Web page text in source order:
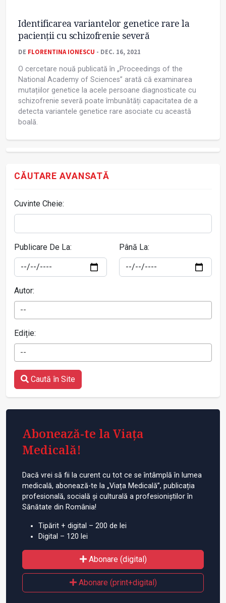
Identificarea variantelor genetice rare la
pacienții cu schizofrenie severă
DE FLORENTINA IONESCU - DEC. 16, 2021
O cercetare nouă publicată în „Proceedings of the
National Academy of Sciences” arată că examinarea
mutațiilor genetice la acele persoane diagnosticate cu
schizofrenie severă poate îmbunătăți capacitatea de a
detecta variantele genetice rare asociate cu această
boală.
CĂUTARE AVANSATĂ
Cuvinte Cheie:
Publicare De La: Până La:
Autor:
--
Ediție:
--
Caută în Site
Abonează-te la Viața
Medicală!
Dacă vrei să fii la curent cu tot ce se întâmplă în lumea
medicală, abonează-te la „Viața Medicală”, publicația
profesională, socială și culturală a profesioniștilor în
Sănătate din România!
Tipărit + digital – 200 de lei
Digital – 120 lei
Abonare (digital)
Abonare (print+digital)